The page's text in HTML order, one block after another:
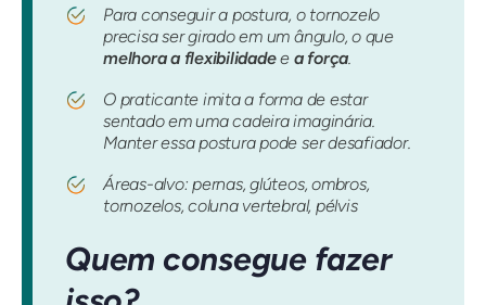
Para conseguir a postura, o tornozelo
precisa ser girado em um ângulo, o que
melhora a flexibilidadee a força.
O praticante imita a forma de estar
sentado em uma cadeira imaginária.
Manter essa postura pode ser desafiador.
Áreas-alvo: pernas, glúteos, ombros,
tornozelos, coluna vertebral, pélvis
Quem consegue fazer